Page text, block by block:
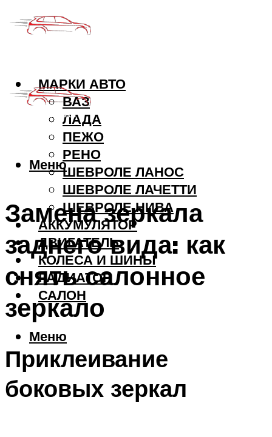
МАРКИ АВТО
ВАЗ
ЛАДА
ПЕЖО
РЕНО
ШЕВРОЛЕ ЛАНОС
ШЕВРОЛЕ ЛАЧЕТТИ
ШЕВРОЛЕ НИВА
АККУМУЛЯТОР
ДВИГАТЕЛЬ
КОЛЕСА И ШИНЫ
РАДИАТОР
САЛОН
Меню
Меню
Замена зеркала
заднего вида: как
снять салонное
зеркало
Приклеивание
боковых зеркал